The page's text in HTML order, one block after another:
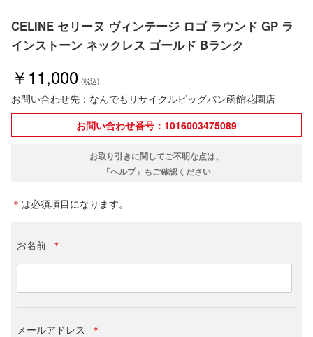
CELINE セリーヌ ヴィンテージ ロゴ ラウンド GP ラ
インストーン ネックレス ゴールド Bランク
￥11,000
お問い合わせ先：なんでもリサイクルビッグバン函館花園店
お問い合わせ番号：1016003475089
お取り引きに関してご不明な点は、
「ヘルプ」もご確認ください
＊ は必須項目になります。
お名前 ＊
メールアドレス ＊